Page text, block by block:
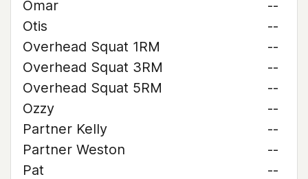
Omar
--
Otis
--
Overhead Squat 1RM
--
Overhead Squat 3RM
--
Overhead Squat 5RM
--
Ozzy
--
Partner Kelly
--
Partner Weston
--
Pat
--